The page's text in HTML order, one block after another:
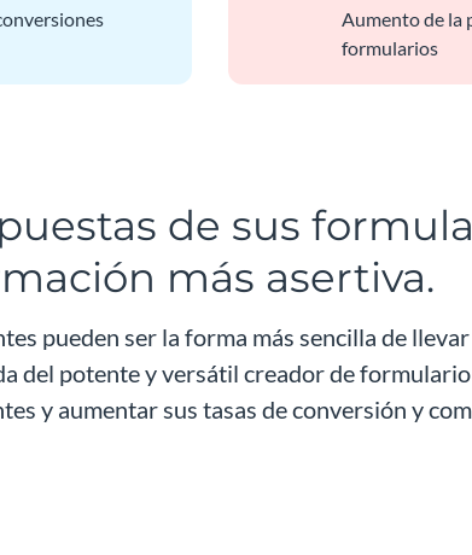
Aumento de la
formularios
de sus
más asertiva.
pueden ser la forma más sencilla de
del potente y versátil creador de
y aumentar sus tasas de conversión y